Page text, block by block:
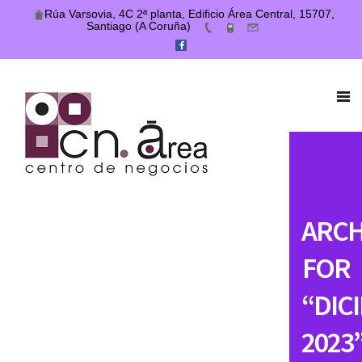
Rúa Varsovia, 4C 2ª planta, Edificio Área Central, 15707,
Santiago (A Coruña)
FOR